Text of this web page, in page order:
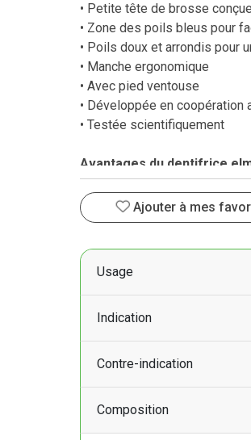
• Petite tête de brosse
• Zone des poils bleus pour
• Poils doux et arrondis pour
• Manche ergonomique
• Avec pied ventouse
• Développée en coopération
• Testée scientifiquement
Avantages du dentifrice
• Pour les enfants de 0 à 2
• Avec du fluorure d'amines
• Aide à reminéraliser et à
• Cliniquement prouvé
• Recommandé par les
• 0% de colorants
Ajouter à mes
Usage
Indication
Contre-indication
Composition